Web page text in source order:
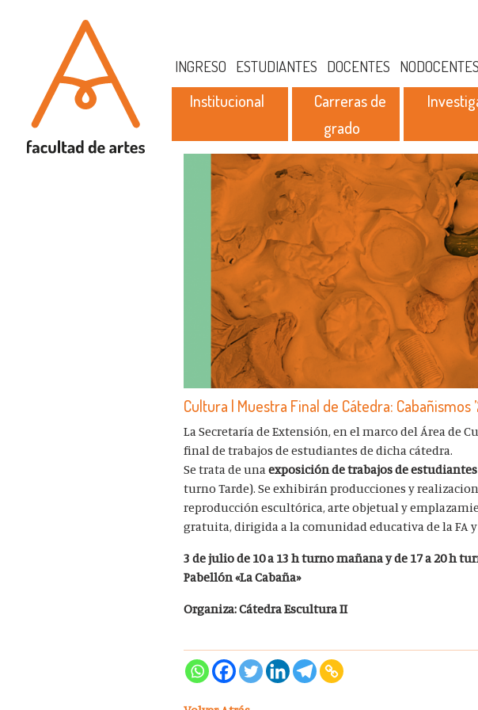
INGRESO ESTUDIANTES DOCENTES NODOCENTES
Institucional
Carreras de
grado
Cultura | Muestra Final de Cátedra:
La Secretaría de Extensión, en el marco del Área de
final de trabajos de estudiantes de dicha cátedra.
Se trata de unaexposición de trabajos de
turno Tarde). Se exhibirán producciones y
reproducción escultórica, arte objetual y
gratuita, dirigida a la comunidad educativa de la FA
3 de julio de 10 a 13 h turno mañana y de 17 a 20 h
Pabellón «La Cabaña»
Organiza: Cátedra Escultura II